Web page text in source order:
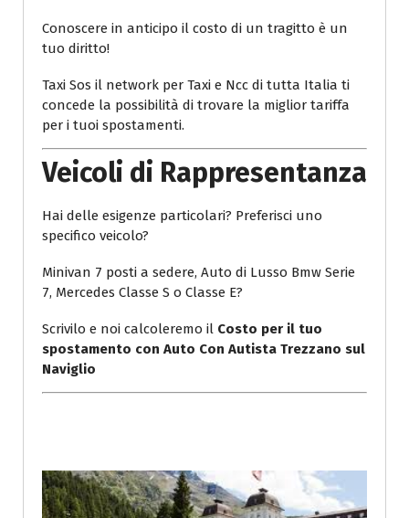
Conoscere in anticipo il costo di un tragitto è un
tuo diritto!
Taxi Sos il network per Taxi e Ncc di tutta Italia ti
concede la possibilità di trovare la miglior tariffa
per i tuoi spostamenti.
Veicoli di Rappresentanza
Hai delle esigenze particolari? Preferisci uno
specifico veicolo?
Minivan 7 posti a sedere, Auto di Lusso Bmw Serie
7, Mercedes Classe S o Classe E?
Scrivilo e noi calcoleremo il Costo per il tuo
spostamento con Auto Con Autista Trezzano sul
Naviglio